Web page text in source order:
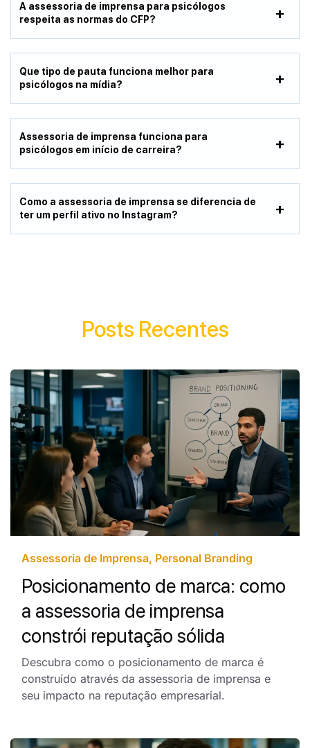
A assessoria de imprensa para psicólogos
respeita as normas do CFP?
Que tipo de pauta funciona melhor para
psicólogos na mídia?
Assessoria de imprensa funciona para
psicólogos em início de carreira?
Como a assessoria de imprensa se diferencia de
ter um perfil ativo no Instagram?
Posts Recentes
Assessoria de Imprensa, Personal Branding
Posicionamento de marca: como
a assessoria de imprensa
constrói reputação sólida
Descubra como o posicionamento de marca é
construído através da assessoria de imprensa e
seu impacto na reputação empresarial.